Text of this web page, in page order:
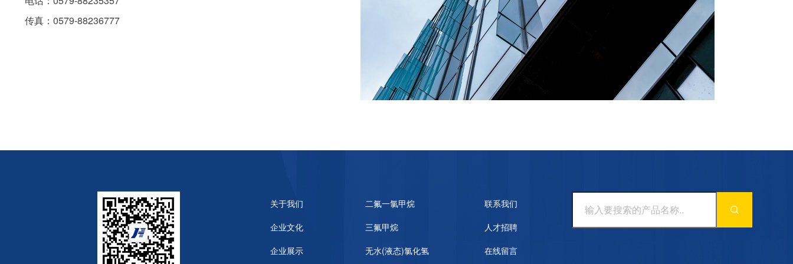
传真：0579-88236777
关于我们
企业文化
企业展示
二氟一氯甲烷
三氟甲烷
无水(液态)氯化氢
联系我们
人才招聘
在线留言